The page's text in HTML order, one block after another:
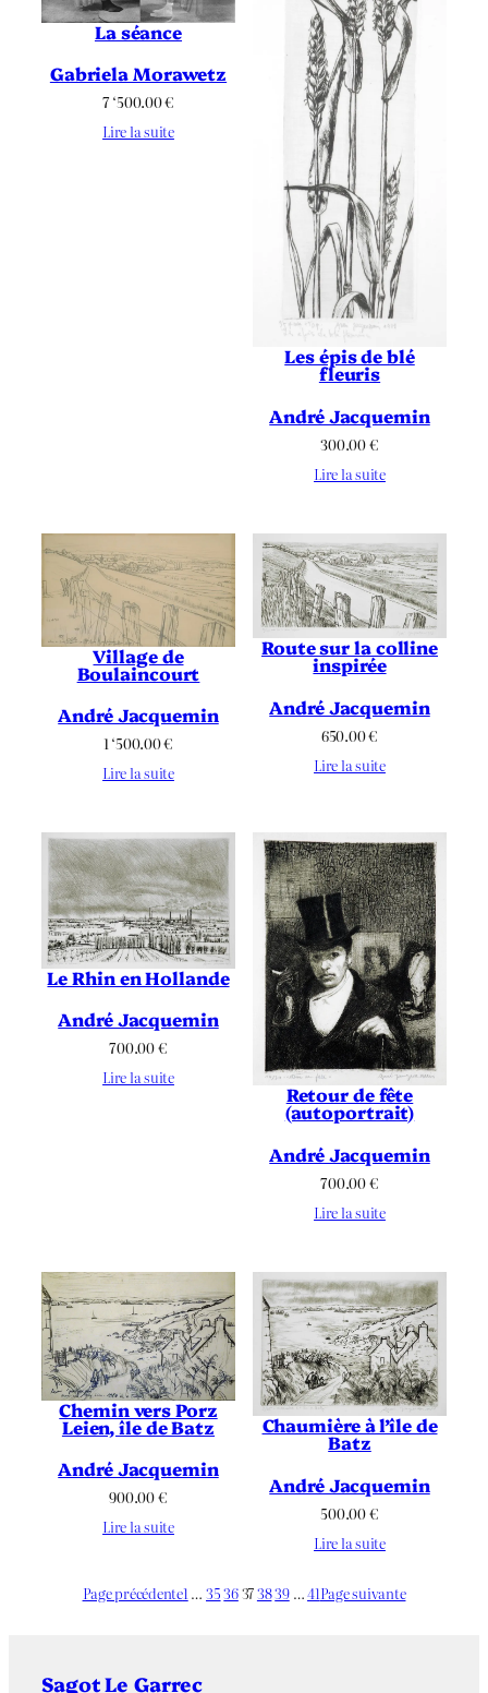
La séance
Gabriela Morawetz
7 ‘500.00€
Lire la suite
Les épis de blé
fleuris
André Jacquemin
300.00€
Lire la suite
Village de
Boulaincourt
André Jacquemin
1 ‘500.00€
Lire la suite
Route sur la colline
inspirée
André Jacquemin
650.00€
Lire la suite
Le Rhin en Hollande
André Jacquemin
700.00€
Lire la suite
Retour de fête
(autoportrait)
André Jacquemin
700.00€
Lire la suite
Chemin vers Porz
Leien, île de Batz
André Jacquemin
900.00€
Lire la suite
Chaumière à l’île de
Batz
André Jacquemin
500.00€
Lire la suite
Page précédente1 … 3536373839 …41Page suivante
Sagot Le Garrec